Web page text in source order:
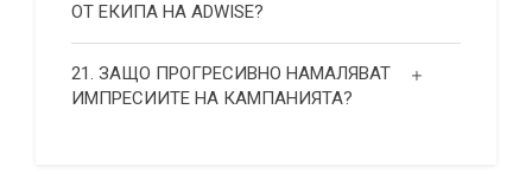
ОТ ЕКИПА НА ADWISE?
21. ЗАЩО ПРОГРЕСИВНО НАМАЛЯВАТ
ИМПРЕСИИТЕ НА КАМПАНИЯТА?